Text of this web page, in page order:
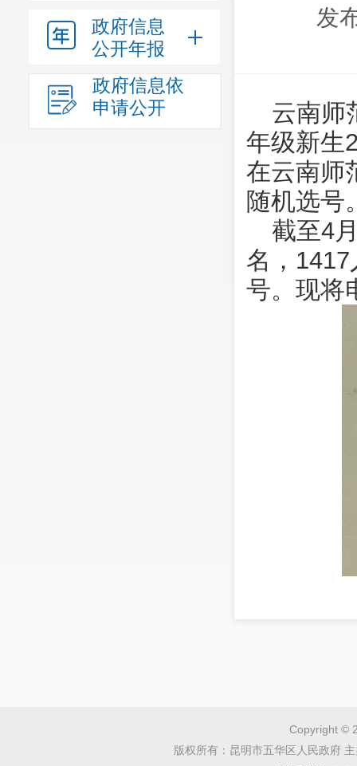
政府信息
公开年报
政府信息依
申请公开
发
云南师
年级新生
在云南师
随机选号
截至4
名，
号。现将
Copyright ©
版权所有：昆明市五华区人民政府